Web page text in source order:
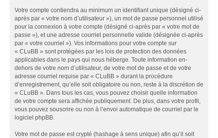
Votre compte contiendra au minimum un identifiant unique (désigné ci-
après par « votre nom d’utilisateur »), un mot de passe personnel utilisé
pour la connexion à votre compte (désigné ci-après par « votre mot de
passe »), et une adresse courriel personnelle valide (désignée ci-après
par « votre courriel »). Vos informations pour votre compte sur
« CLuBB » sont protégées par les lois de protection des données
applicables dans le pays qui nous héberge. Toute information en-
dehors de votre nom d’utilisateur, de votre mot de passe et de votre
adresse courriel requise par « CLuBB » durant la procédure
d’enregistrement, qu’elle soit obligatoire ou non, reste à la discrétion de
« CLuBB ». Dans tous les cas, vous pouvez choisir quelle information
de votre compte sera affichée publiquement. De plus, dans votre profil,
vous pouvez souscrire ou non à l’envoi automatique de courriel par le
logiciel phpBB.
Votre mot de passe est crypté (hashage à sens unique) afin qu’il soit